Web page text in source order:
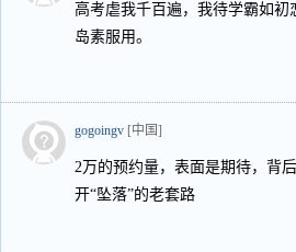
高考虐我千百遍，我待学霸如
岛素服用。
gogoingv [中国]
2万的预约量，表面是期待，背
开“坠落”的老套路